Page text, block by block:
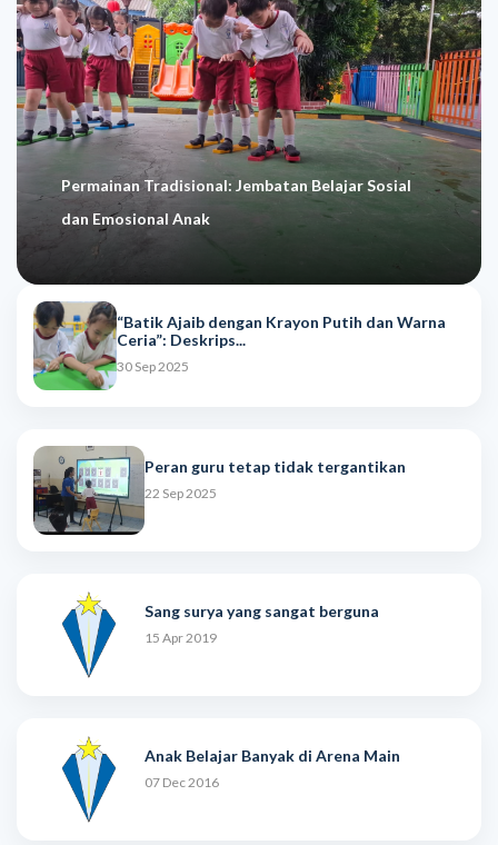
Permainan Tradisional: Jembatan Belajar Sosial
dan Emosional Anak
“Batik Ajaib dengan Krayon Putih dan Warna
Ceria”: Deskrips...
30 Sep 2025
Peran guru tetap tidak tergantikan
22 Sep 2025
Sang surya yang sangat berguna
15 Apr 2019
Anak Belajar Banyak di Arena Main
07 Dec 2016